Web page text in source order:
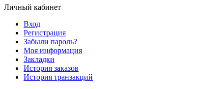
Личный кабинет
Вход
Регистрация
Забыли пароль?
Моя информация
Закладки
История заказов
История транзакций